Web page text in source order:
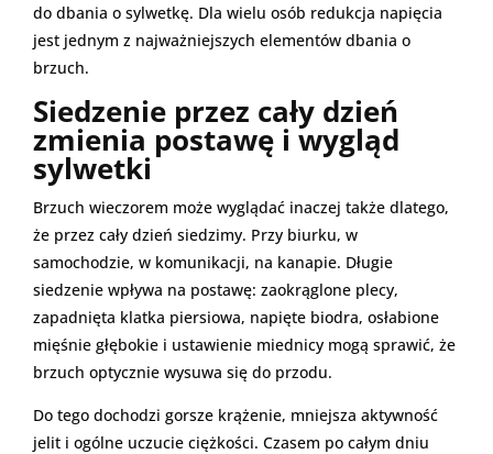
do dbania o sylwetkę. Dla wielu osób redukcja napięcia
jest jednym z najważniejszych elementów dbania o
brzuch.
Siedzenie przez cały dzień
zmienia postawę i wygląd
sylwetki
Brzuch wieczorem może wyglądać inaczej także dlatego,
że przez cały dzień siedzimy. Przy biurku, w
samochodzie, w komunikacji, na kanapie. Długie
siedzenie wpływa na postawę: zaokrąglone plecy,
zapadnięta klatka piersiowa, napięte biodra, osłabione
mięśnie głębokie i ustawienie miednicy mogą sprawić, że
brzuch optycznie wysuwa się do przodu.
Do tego dochodzi gorsze krążenie, mniejsza aktywność
jelit i ogólne uczucie ciężkości. Czasem po całym dniu